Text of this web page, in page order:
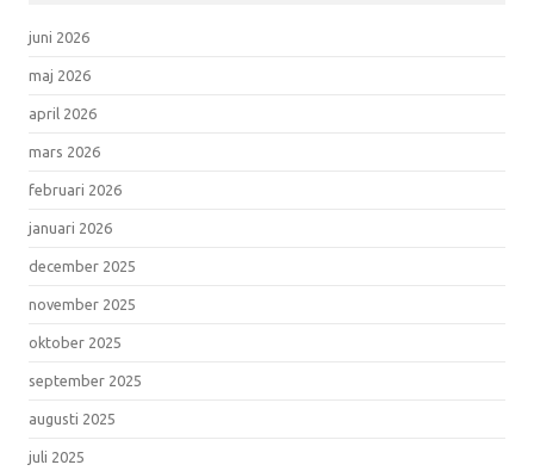
juni 2026
maj 2026
april 2026
mars 2026
februari 2026
januari 2026
december 2025
november 2025
oktober 2025
september 2025
augusti 2025
juli 2025